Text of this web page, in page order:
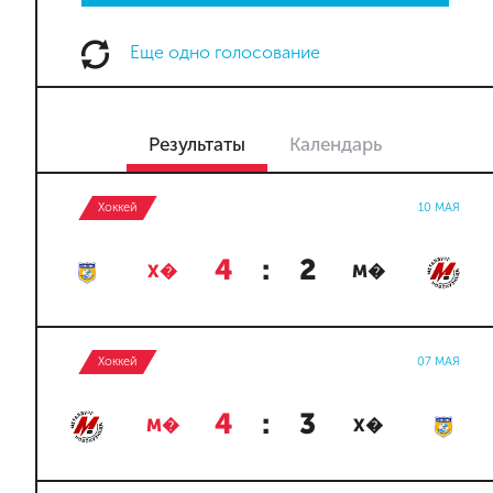
Еще одно голосование
Результаты Календарь
Хоккей 10 МАЯ
Х� 4 : 2 М�
Хоккей 07 МАЯ
М� 4 : 3 Х�